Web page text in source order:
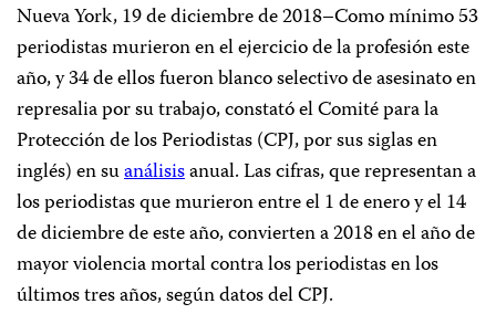
Nueva York, 19 de diciembre de 2018–Como mínimo 53
periodistas murieron en el ejercicio de la profesión este
año, y 34 de ellos fueron blanco selectivo de asesinato en
represalia por su trabajo, constató el Comité para la
Protección de los Periodistas (CPJ, por sus siglas en
inglés) en suanálisisanual. Las cifras, que representan a
los periodistas que murieron entre el 1 de enero y el 14
de diciembre de este año, convierten a 2018 en el año de
mayor violencia mortal contra los periodistas en los
últimos tres años, según datos del CPJ.